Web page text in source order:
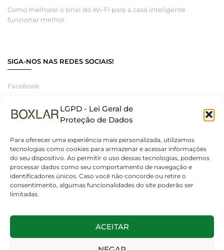
LGPD - Lei Geral de
Proteção de Dados
Para oferecer uma experiência mais personalizada, utilizamos
tecnologias como cookies para armazenar e acessar informações
do seu dispositivo. Ao permitir o uso dessas tecnologias, podemos
processar dados como seu comportamento de navegação e
identificadores únicos. Caso você não concorde ou retire o
consentimento, algumas funcionalidades do site poderão ser
limitadas.
ACEITAR
Como melhorar o sinal do Wi-Fi para a casa inteligente
funcionar melhor
SIGA-NOS NAS REDES SOCIAIS!
Facebook
Linkedin
© 2025 Boxlar | Soluções em iluminação, elétrica e smart home.
Todos os direitos reservados. – CNPJ 55.267.682/0001-95